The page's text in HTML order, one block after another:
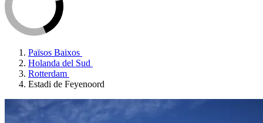
Països Baixos
Holanda del Sud
Rotterdam
Estadi de Feyenoord